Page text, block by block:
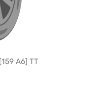
A6] TT